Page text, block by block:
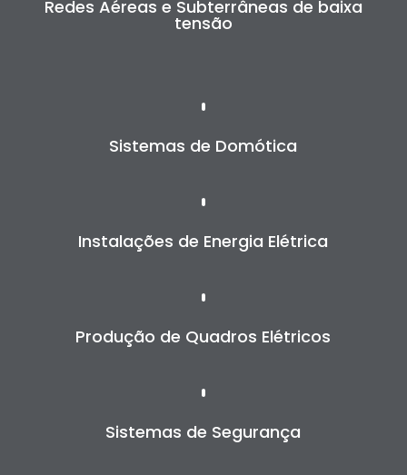
Redes Aéreas e Subterrâneas de baixa
tensão
Sistemas de Domótica
Instalações de Energia Elétrica
Produção de Quadros Elétricos
Sistemas de Segurança